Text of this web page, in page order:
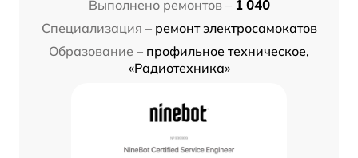
Выполнено ремонтов – 1 040
Специализация – ремонт электросамокатов
Образование – профильное техническое,
«Радиотехника»